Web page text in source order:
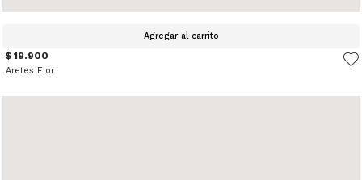
Agregar al carrito
$ 19.900
Aretes Flor